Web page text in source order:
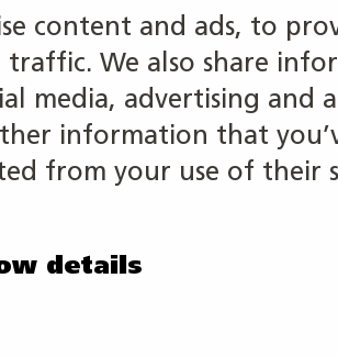
content and ads, to
We also share
media, advertising and
information that
from your use of their
details
, tutkimus- ja
eri puolella Suomea.
Joissakin laboratorioissa
ammattinimike on